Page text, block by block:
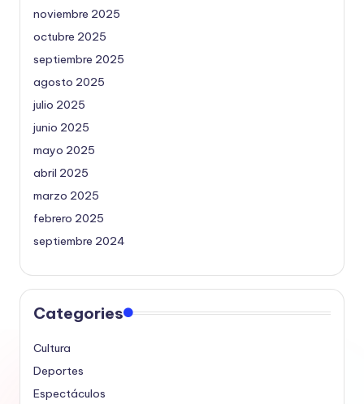
noviembre 2025
octubre 2025
septiembre 2025
agosto 2025
julio 2025
junio 2025
mayo 2025
abril 2025
marzo 2025
febrero 2025
septiembre 2024
Categories
Cultura
Deportes
Espectáculos